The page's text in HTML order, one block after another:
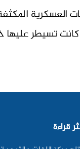
العسكرية
تسيطر عليها
قراءة